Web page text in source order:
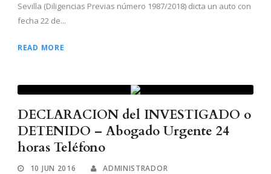
Sevilla (Diligencias Previas número 1987/2018) dicta un auto con
fecha 22 de...
READ MORE
DECLARACION del INVESTIGADO o
DETENIDO – Abogado Urgente 24
horas Teléfono
10 JUN 2016 ADMINISTRADOR